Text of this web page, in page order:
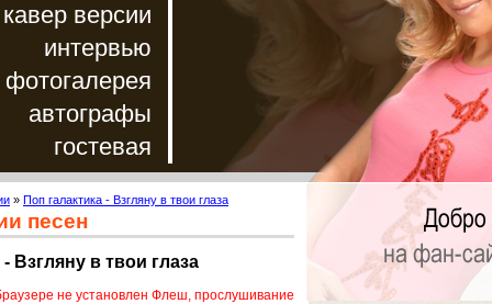
кавер версии
интервью
фотогалерея
автографы
гостевая
» Поп галактика - Взгляну в твои глаза
песен
Взгляну в твои глаза
не установлен Флеш, прослушивание